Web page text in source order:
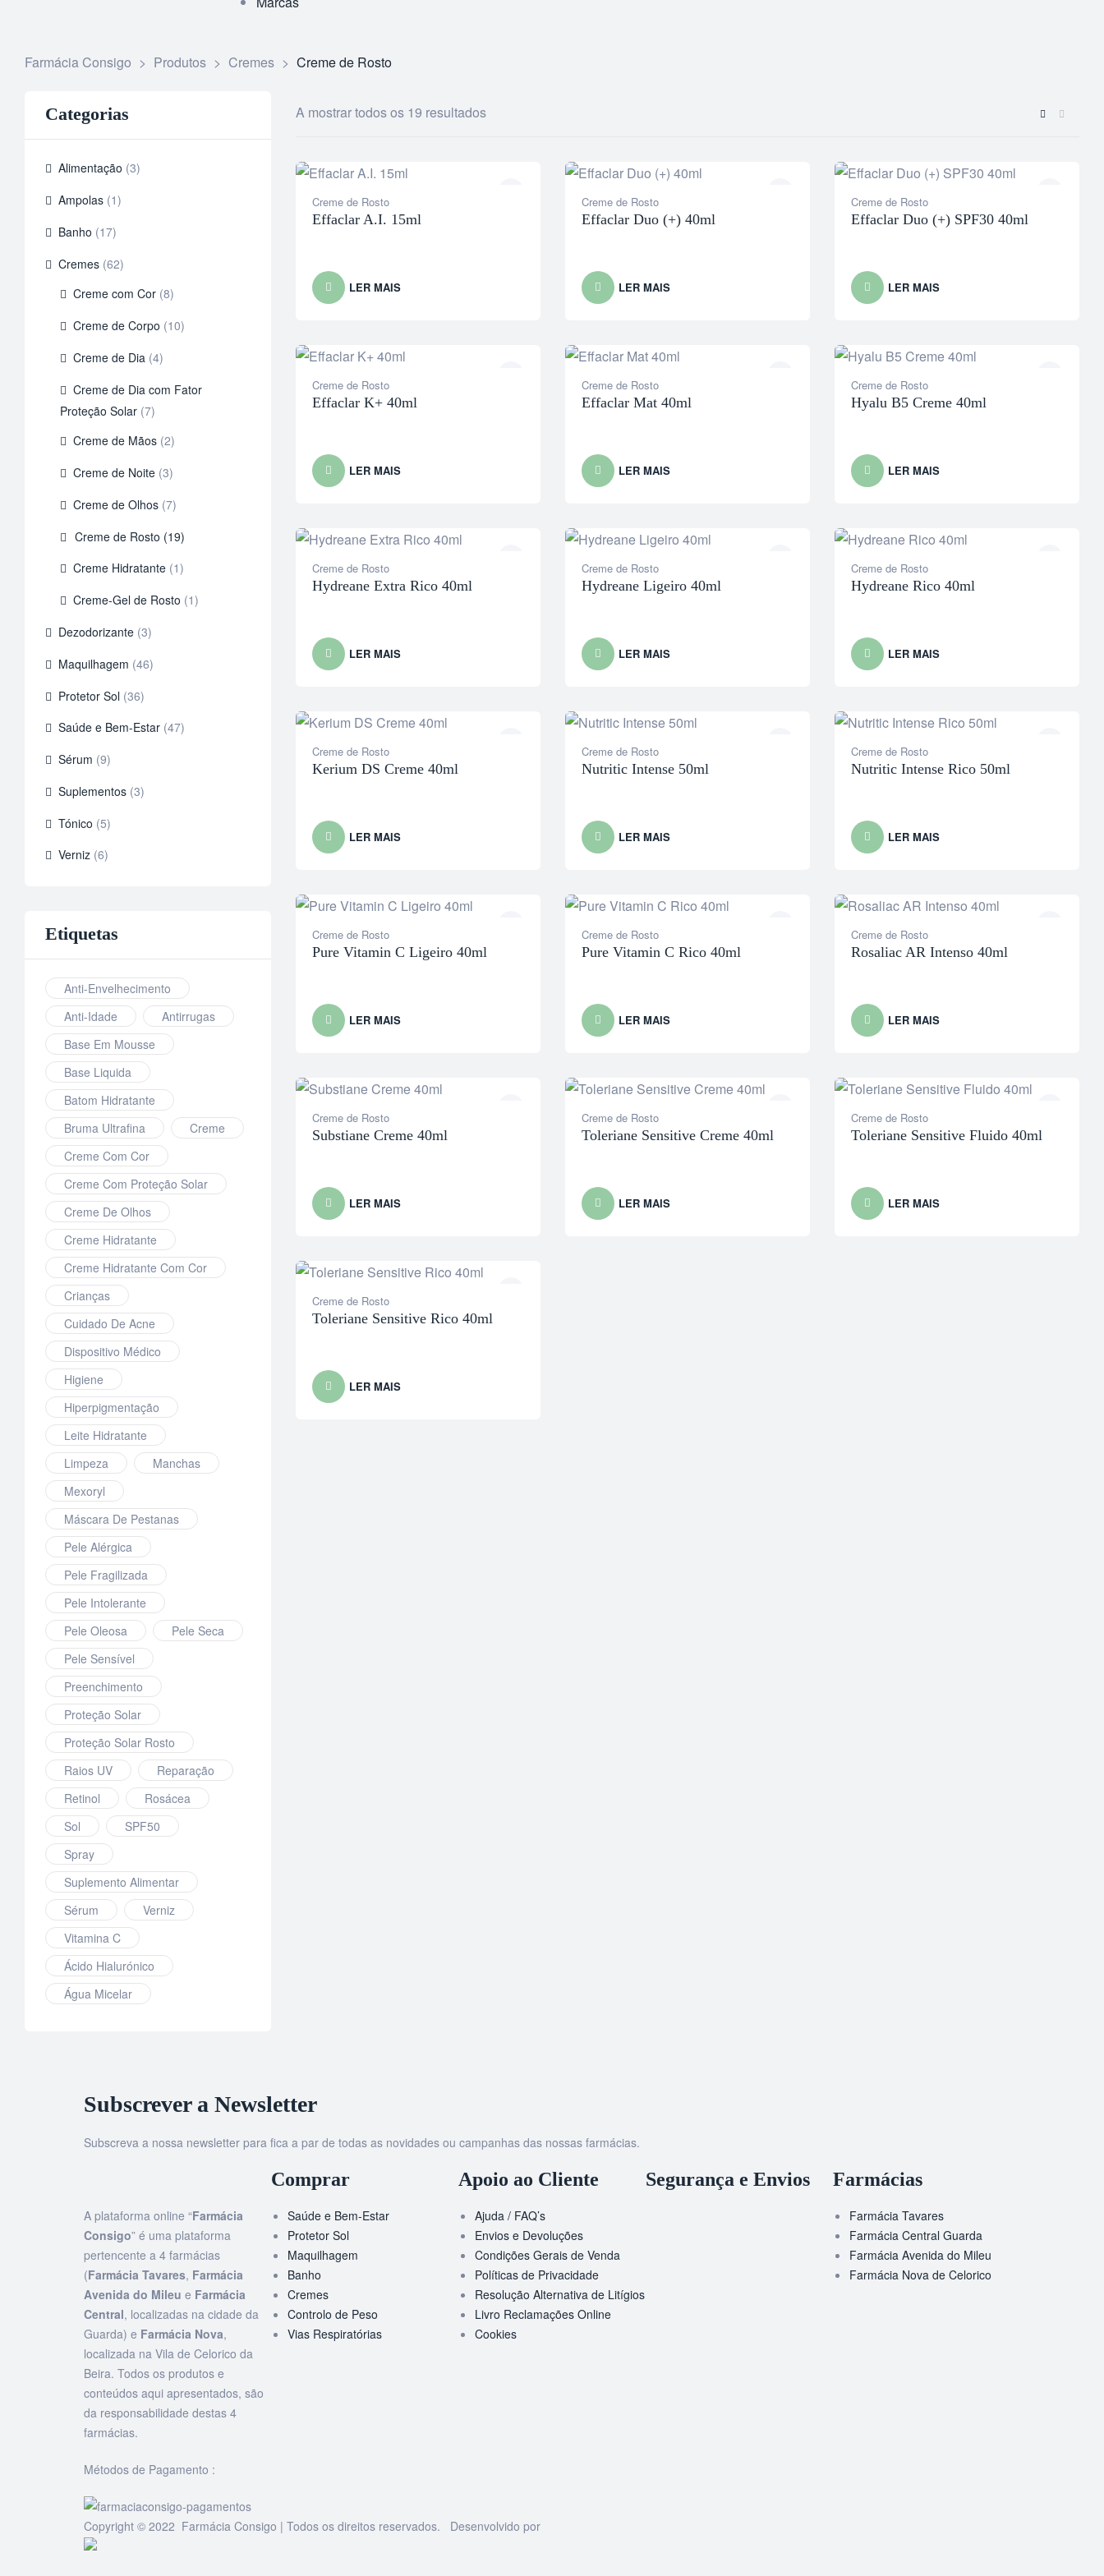
Farmácia Consigo > Produtos > Cremes > Creme de Rosto
A mostrar todos os 19 resultados
Creme de Rosto
Effaclar A.I. 15ml
LER MAIS
Creme de Rosto
Effaclar Duo (+) 40ml
LER MAIS
Creme de Rosto
Effaclar Duo (+) SPF30 40ml
LER MAIS
Creme de Rosto
Effaclar K+ 40ml
LER MAIS
Creme de Rosto
Effaclar Mat 40ml
LER MAIS
Creme de Rosto
Hyalu B5 Creme 40ml
LER MAIS
Creme de Rosto
Hydreane Extra Rico 40ml
LER MAIS
Creme de Rosto
Hydreane Ligeiro 40ml
LER MAIS
Creme de Rosto
Hydreane Rico 40ml
LER MAIS
Creme de Rosto
Kerium DS Creme 40ml
LER MAIS
Creme de Rosto
Nutritic Intense 50ml
LER MAIS
Creme de Rosto
Nutritic Intense Rico 50ml
LER MAIS
Creme de Rosto
Pure Vitamin C Ligeiro 40ml
LER MAIS
Creme de Rosto
Pure Vitamin C Rico 40ml
LER MAIS
Creme de Rosto
Rosaliac AR Intenso 40ml
LER MAIS
Creme de Rosto
Substiane Creme 40ml
LER MAIS
Creme de Rosto
Toleriane Sensitive Creme 40ml
LER MAIS
Creme de Rosto
Toleriane Sensitive Fluido 40ml
LER MAIS
Creme de Rosto
Toleriane Sensitive Rico 40ml
LER MAIS
Categorias
Alimentação (3)
Ampolas (1)
Banho (17)
Cremes (62)
Creme com Cor (8)
Creme de Corpo (10)
Creme de Dia (4)
Creme de Dia com Fator
Proteção Solar (7)
Creme de Mãos (2)
Creme de Noite (3)
Creme de Olhos (7)
Creme de Rosto (19)
Creme Hidratante (1)
Creme-Gel de Rosto (1)
Dezodorizante (3)
Maquilhagem (46)
Protetor Sol (36)
Saúde e Bem-Estar (47)
Sérum (9)
Suplementos (3)
Tónico (5)
Verniz (6)
Etiquetas
Anti-Envelhecimento
Anti-Idade
Antirrugas
Base Em Mousse
Base Liquida
Batom Hidratante
Bruma Ultrafina
Creme
Creme Com Cor
Creme Com Proteção Solar
Creme De Olhos
Creme Hidratante
Creme Hidratante Com Cor
Crianças
Cuidado De Acne
Dispositivo Médico
Higiene
Hiperpigmentação
Leite Hidratante
Limpeza
Manchas
Mexoryl
Máscara De Pestanas
Pele Alérgica
Pele Fragilizada
Pele Intolerante
Pele Oleosa
Pele Seca
Pele Sensível
Preenchimento
Proteção Solar
Proteção Solar Rosto
Raios UV
Reparação
Retinol
Rosácea
Sol
SPF50
Spray
Suplemento Alimentar
Sérum
Verniz
Vitamina C
Ácido Hialurónico
Água Micelar
Subscrever a Newsletter
Subscreva a nossa newsletter para fica a par de todas as novidades ou campanhas das nossas farmácias.
A plataforma online “Farmácia
Consigo” é uma plataforma
pertencente a 4 farmácias
(Farmácia Tavares, Farmácia
Avenida do Mileu e Farmácia
Central, localizadas na cidade da
Guarda) e Farmácia Nova,
localizada na Vila de Celorico da
Beira. Todos os produtos e
conteúdos aqui apresentados, são
da responsabilidade destas 4
farmácias.
Comprar
Saúde e Bem-Estar
Protetor Sol
Maquilhagem
Banho
Cremes
Controlo de Peso
Vias Respiratórias
Apoio ao Cliente
Ajuda / FAQ’s
Envios e Devoluções
Condições Gerais de Venda
Políticas de Privacidade
Resolução Alternativa de Litígios
Livro Reclamações Online
Cookies
Segurança e Envios Farmácias
Farmácia Tavares
Farmácia Central Guarda
Farmácia Avenida do Mileu
Farmácia Nova de Celorico
Métodos de Pagamento :
Copyright © 2022 Farmácia Consigo | Todos os direitos reservados. Desenvolvido por